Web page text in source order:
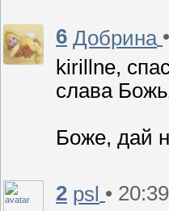
6 Добрина
kirillne,
слава
Боже, дай
2 psl •